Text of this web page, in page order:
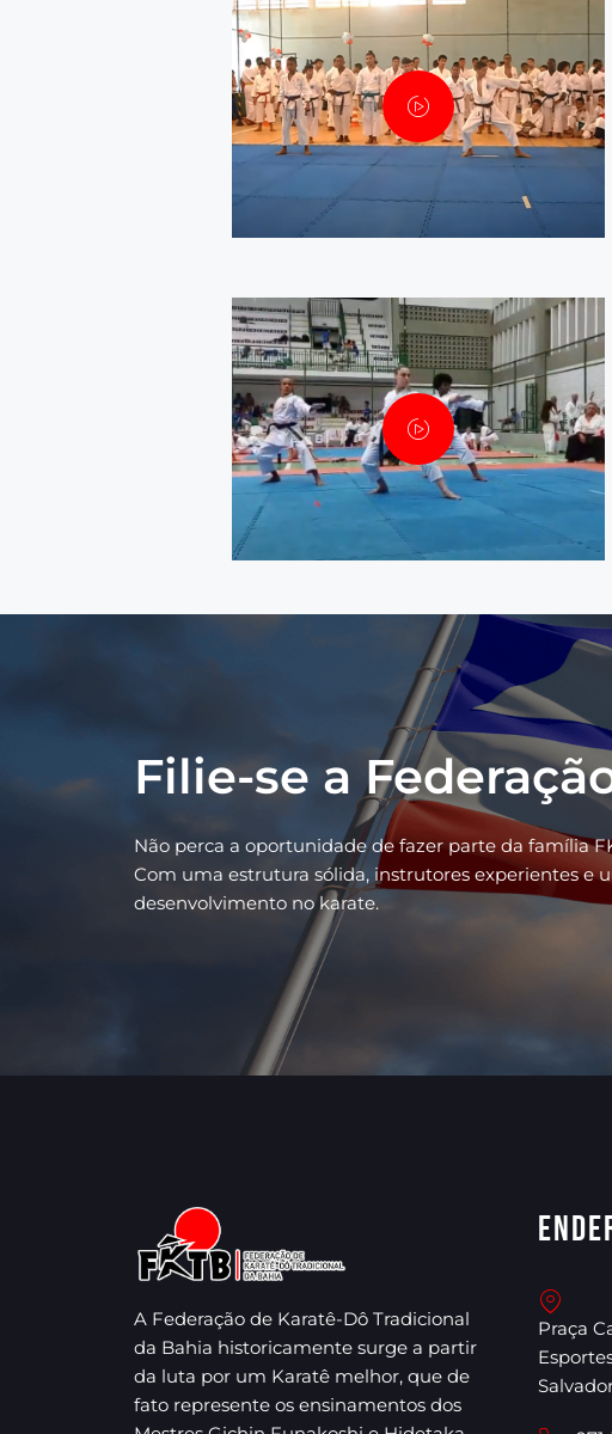
Filie-se a
Não perca a oportunidade de fazer parte da família
Com uma estrutura sólida, instrutores experientes e
desenvolvimento no karate.
A Federação de Karatê-Dô Tradicional
da Bahia historicamente surge a partir
da luta por um Karatê melhor, que de
fato represente os ensinamentos dos
Praça